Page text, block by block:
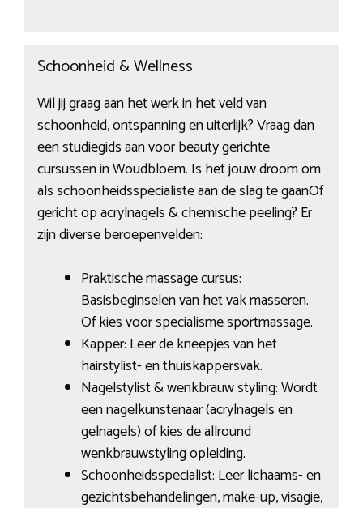
Schoonheid & Wellness
Wil jij graag aan het werk in het veld van
schoonheid, ontspanning en uiterlijk? Vraag dan
een studiegids aan voor beauty gerichte
cursussen in Woudbloem. Is het jouw droom om
als schoonheidsspecialiste aan de slag te gaanOf
gericht op acrylnagels & chemische peeling? Er
zijn diverse beroepenvelden:
Praktische massage cursus:
Basisbeginselen van het vak masseren.
Of kies voor specialisme sportmassage.
Kapper: Leer de kneepjes van het
hairstylist- en thuiskappersvak.
Nagelstylist & wenkbrauw styling: Wordt
een nagelkunstenaar (acrylnagels en
gelnagels) of kies de allround
wenkbrauwstyling opleiding.
Schoonheidsspecialist: Leer lichaams- en
gezichtsbehandelingen, make-up, visagie,